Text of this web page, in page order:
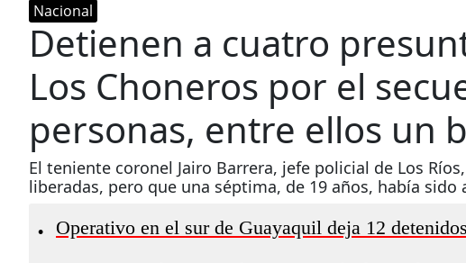
Nacional
Detienen a cuatro
Los Choneros por el
personas, entre ellos un
El teniente coronel Jairo Barrera, jefe policial de Los
liberadas, pero que una séptima, de 19 años, había sido
• Operativo en el sur de Guayaquil deja 12